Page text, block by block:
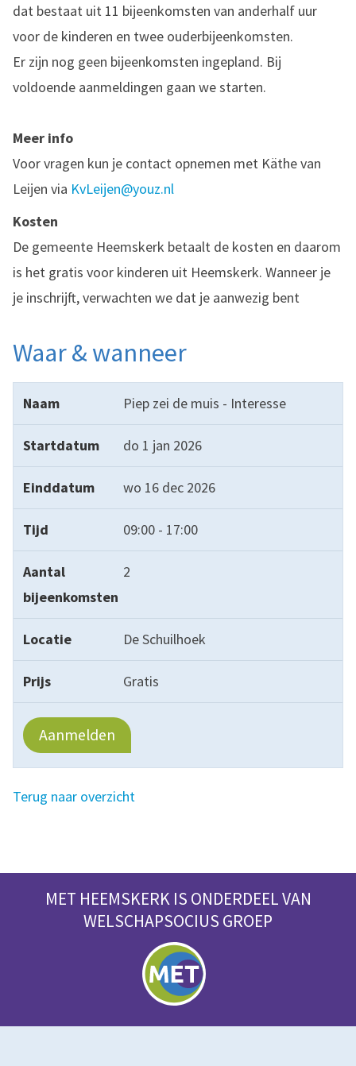
dat bestaat uit 11 bijeenkomsten van anderhalf uur
voor de kinderen en twee ouderbijeenkomsten.
Er zijn nog geen bijeenkomsten ingepland. Bij
voldoende aanmeldingen gaan we starten.
Meer info
Voor vragen kun je contact opnemen met Käthe van
Leijen via KvLeijen@youz.nl
Kosten
De gemeente Heemskerk betaalt de kosten en daarom
is het gratis voor kinderen uit Heemskerk. Wanneer je
je inschrijft, verwachten we dat je aanwezig bent
Waar & wanneer
Naam Startdatum Einddatum Tijd Aantal
Piep zei de muis - Interesse
do 1 jan 2026
wo 16 dec 2026
09:00 - 17:00
2
De Schuilhoek
Gratis
Aanmelden
Terug naar overzicht
MET HEEMSKERK IS ONDERDEEL VAN
WELSCHAPSOCIUS GROEP